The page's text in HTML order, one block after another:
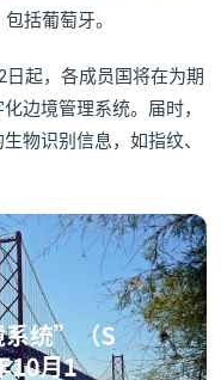
括葡萄牙。
起，各成员国将在为期
边境管理系统。届时，
物识别信息，如指纹、